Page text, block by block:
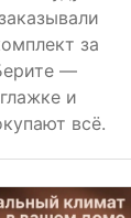
за
—
и
всё.